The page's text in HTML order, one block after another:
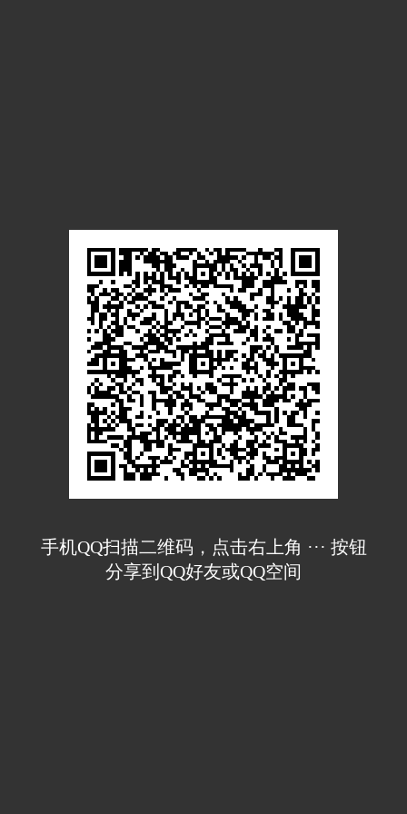
手机QQ扫描二维码，点击右上角 ··· 按钮
分享到QQ好友或QQ空间